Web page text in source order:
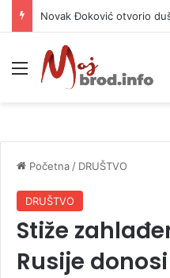
Novak Đoković otvorio
Meni
Početna / DRUŠTVO
DRUŠTVO
Stiže
Rusije